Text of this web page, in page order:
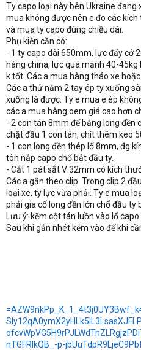
Ty capo loại này bên Ukraine đang
mua không được nên e đo các
và mua ty capo đúng chiều dài.
Phụ kiện cần có:
- 1 ty capo dài 650mm, lực đẩy cở
hàng china, lực quá mạnh 40-
k tốt. Các a mua hàng tháo xe
Các a thử nắm 2 tay ép ty xuống
xuống là được. Ty e mua e ép
các a mua hàng oem giá cao hơn
- 2 con tán 8mm đế bằng long đền
chặt đầu 1 con tán, chít thêm keo
- 1 con long đền thép lổ 8mm, đg
tôn nắp capo chổ bắt đầu ty.
- Cắt 1 pát sắt V 32mm có kích
Các a gắn theo clip. Trong clip 2
loại xe, ty lực vừa phải. Ty e mua
phải gia cố long đền lớn chổ đầu ty
Lưu ý: kẽm cột tán luồn vào lổ
Sau khi gắn nhét kẽm vào để khi
nTGFRIkQB_-p-